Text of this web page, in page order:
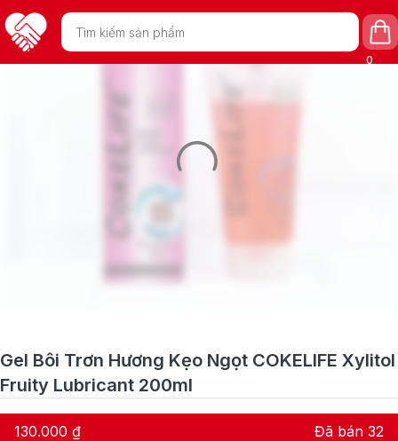
Tìm
kiếm
sản
phẩm
0
Gel Bôi Trơn Hương Kẹo Ngọt COKELIFE Xylitol
Fruity Lubricant 200ml
130.000 ₫
Đã bán 32